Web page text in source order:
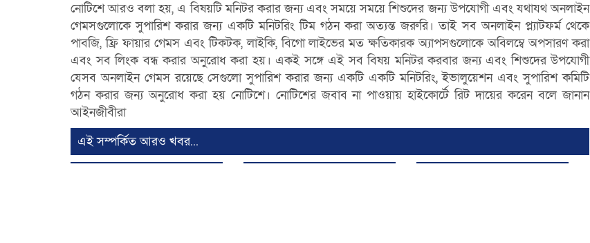
নোটিশে আরও বলা হয়, এ বিষয়টি মনিটর করার জন্য এবং সময়ে সময়ে শিশুদের জন্য উপযোগী এবং যথাযথ অনলাইন
গেমসগুলোকে সুপারিশ করার জন্য একটি মনিটরিং টিম গঠন করা অত্যন্ত জরুরি। তাই সব অনলাইন প্ল্যাটফর্ম থেকে
পাবজি, ফ্রি ফায়ার গেমস এবং টিকটক, লাইকি, বিগো লাইভের মত ক্ষতিকারক অ্যাপসগুলোকে অবিলম্বে অপসারণ করা
এবং সব লিংক বন্ধ করার অনুরোধ করা হয়। একই সঙ্গে এই সব বিষয় মনিটর করবার জন্য এবং শিশুদের উপযোগী
যেসব অনলাইন গেমস রয়েছে সেগুলো সুপারিশ করার জন্য একটি একটি মনিটরিং, ইভালুয়েশন এবং সুপারিশ কমিটি
গঠন করার জন্য অনুরোধ করা হয় নোটিশে। নোটিশের জবাব না পাওয়ায় হাইকোর্টে রিট দায়ের করেন বলে জানান
আইনজীবীরা
এই সম্পর্কিত আরও খবর...